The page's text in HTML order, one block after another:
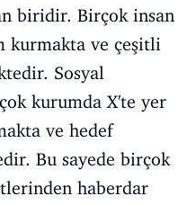
biridir. Birçok insan
kurmakta ve çeşitli
Sosyal
kurumda X'te yer
ve hedef
Bu sayede birçok
haberdar